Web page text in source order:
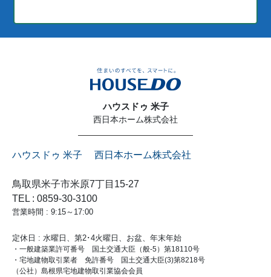
ハウスドゥ 米子
西日本ホーム株式会社
ハウスドゥ 米子 西日本ホーム株式会社
鳥取県米子市米原7丁目15-27
TEL : 0859-30-3100
営業時間 : 9:15～17:00
定休日 : 水曜日、第2･4火曜日、お盆、年末年始
・一般建築業許可番号 国土交通大臣（般-5）第18110号
・宅地建物取引業者 免許番号 国土交通大臣(3)第8218号
（公社）島根県宅地建物取引業協会会員